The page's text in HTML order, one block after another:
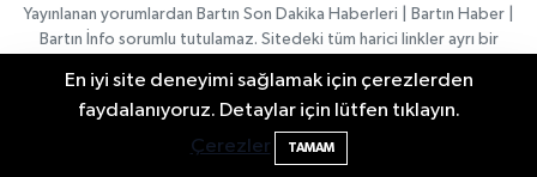
Yayınlanan yorumlardan Bartın Son Dakika Haberleri | Bartın Haber |
Bartın İnfo sorumlu tutulamaz. Sitedeki tüm harici linkler ayrı bir
fotoğraflar izin alınmaksızın kaynak gösterilse dahi, herhangi bir
ortamda kullanılamaz ve yayınlanamaz
En iyi site deneyimi sağlamak için çerezlerden
faydalanıyoruz. Detaylar için lütfen tıklayın.
Çerezler
TAMAM
2 Buzağı Hediyeli Bal Festivalinde Hande
Ünsal Sahne Alacak